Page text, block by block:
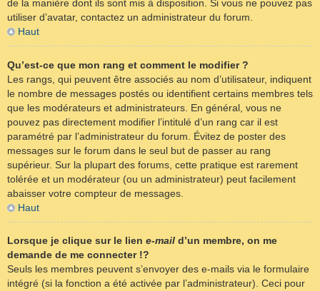
de la manière dont ils sont mis à disposition. Si vous ne pouvez pas
utiliser d’avatar, contactez un administrateur du forum.
Haut
Qu’est-ce que mon rang et comment le modifier ?
Les rangs, qui peuvent être associés au nom d’utilisateur, indiquent
le nombre de messages postés ou identifient certains membres tels
que les modérateurs et administrateurs. En général, vous ne
pouvez pas directement modifier l’intitulé d’un rang car il est
paramétré par l’administrateur du forum. Évitez de poster des
messages sur le forum dans le seul but de passer au rang
supérieur. Sur la plupart des forums, cette pratique est rarement
tolérée et un modérateur (ou un administrateur) peut facilement
abaisser votre compteur de messages.
Haut
Lorsque je clique sur le lien e-mail d’un membre, on me
demande de me connecter !?
Seuls les membres peuvent s’envoyer des e-mails via le formulaire
intégré (si la fonction a été activée par l’administrateur). Ceci pour